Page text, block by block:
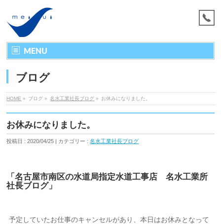
MENU
ブログ
HOME » ブログ » 名水工業社長ブログ » お休みになりました。
お休みになりました。
投稿日 : 2020/04/25 | カテゴリー :名水工業社長ブログ
「名古屋市南区の水道局指定水道工事店 名水工業所
社長ブログ」
予定していたお仕事のキャンセルがあり、本日はお休みとなって